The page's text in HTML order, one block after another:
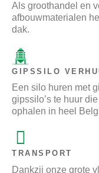
Als groothandel en
afbouwmaterialen
dak.
GIPSSILO
Een silo huren met
gipssilo’s te huur
ophalen in heel
TRANSPORT
Dankzij onze grote